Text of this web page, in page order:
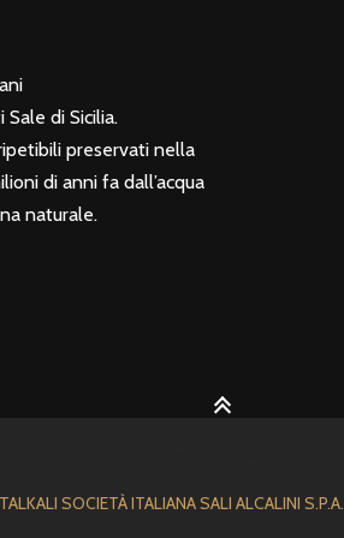
di Sicilia.
preservati nella
di anni fa dall’acqua
naturale.
SOCIETÀ ITALIANA SALI ALCALINI S.P.A.